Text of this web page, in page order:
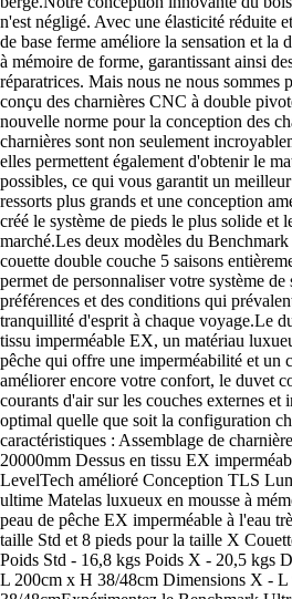
n'est négligé. Avec une élasticité réduite
de base ferme améliore la sensation et la
à mémoire de forme, garantissant ainsi
réparatrices. Mais nous ne nous sommes
conçu des charnières CNC à double
nouvelle norme pour la conception des
charnières sont non seulement
elles permettent également d'obtenir le
possibles, ce qui vous garantit un
ressorts plus grands et une conception
créé le système de pieds le plus solide et
marché.Les deux modèles du
couette double couche 5 saisons
permet de personnaliser votre système
préférences et des conditions qui
tranquillité d'esprit à chaque voyage.Le
tissu imperméable EX, un matériau
pêche qui offre une imperméabilité et un
améliorer encore votre confort, le duvet
courants d'air sur les couches externes et
optimal quelle que soit la configuration
caractéristiques : Assemblage de
20000mm Dessus en tissu EX
LevelTech amélioré Conception TLS
ultime Matelas luxueux en mousse à
peau de pêche EX imperméable à l'eau
taille Std et 8 pieds pour la taille X
Poids Std - 16,8 kgs Poids X - 20,5 kgs
L 200cm x H 38/48cm Dimensions X -